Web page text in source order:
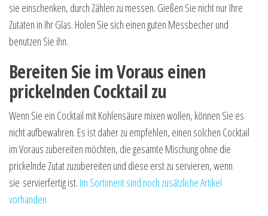
sie einschenken, durch Zählen zu messen. Gießen Sie nicht nur Ihre
Zutaten in Ihr Glas. Holen Sie sich einen guten Messbecher und
benutzen Sie ihn.
Bereiten Sie im Voraus einen
prickelnden Cocktail zu
Wenn Sie ein Cocktail mit Kohlensäure mixen wollen, können Sie es
nicht aufbewahren. Es ist daher zu empfehlen, einen solchen Cocktail
im Voraus zubereiten möchten, die gesamte Mischung ohne die
prickelnde Zutat zuzubereiten und diese erst zu servieren, wenn
sie servierfertigist. Im Sortiment sind noch zusätzliche Artikel
vorhanden